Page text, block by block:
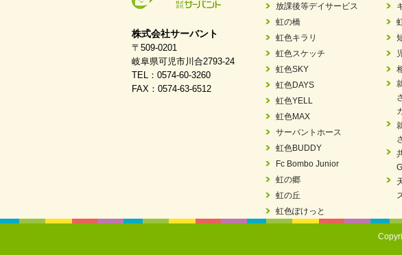
FC ボンボ ジュニア 稼働中 ～体験募集
2025/06/10
2025/05/07 2025年6月中旬 OPEN 放課後等デイサー
餅つき大会を開催しました
「可児の企業魅力発見フェア」に出展しま
就労継続支援B型「エコボール」事業を始
スヌーズレンルームを設置しました・可茂
2024/08/26 「ぎふSDGs推進パートナー登録制度」シ
株式会社サーバント
〒509-0201
岐阜県可児市川合2793-24
TEL：0574-60-3260
FAX：0574-63-6512
放課後等デイサービス
虹の橋
虹色キラリ
虹色スケッチ
虹色SKY
虹色DAYS
虹色YELL
虹色MAX
サーバントホース
虹色BUDDY
Fc Bombo Junior
虹の郷
虹の丘
虹色ぽけっと